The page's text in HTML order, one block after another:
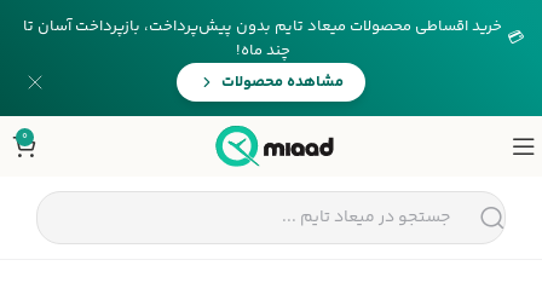
💳 خرید اقساطی محصولات میعاد تایم بدون پیش‌پرداخت، بازپرداخت آسان تا
چند ماه!
مشاهده محصولات
0